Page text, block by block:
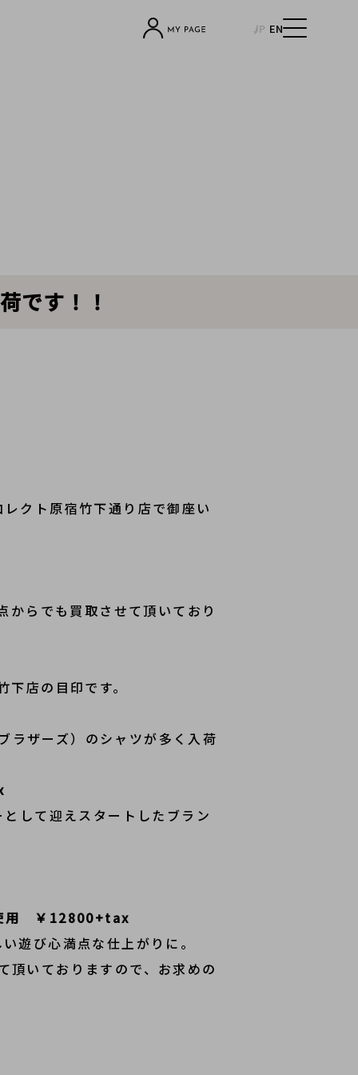
JP EN
です！！
クト原宿竹下通り店で御座い
らでも買取させて頂いており
店の目印です。
ーズ）のシャツが多く入荷
て迎えスタートしたブラン
用 ￥12800+tax
遊び心満点な仕上がりに。
いておりますので、お求めの